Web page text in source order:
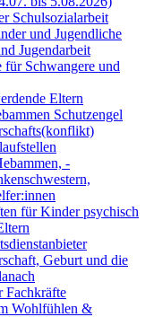
Schulsozialarbeit
und Jugendliche
Jugendarbeit
Schwangere und
Eltern
Schutzengel
-
für Kinder psychisch
Geburt und die
Fachkräfte
Wohlfühlen &